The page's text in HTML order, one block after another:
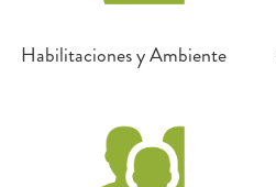
Habilitaciones y Ambiente